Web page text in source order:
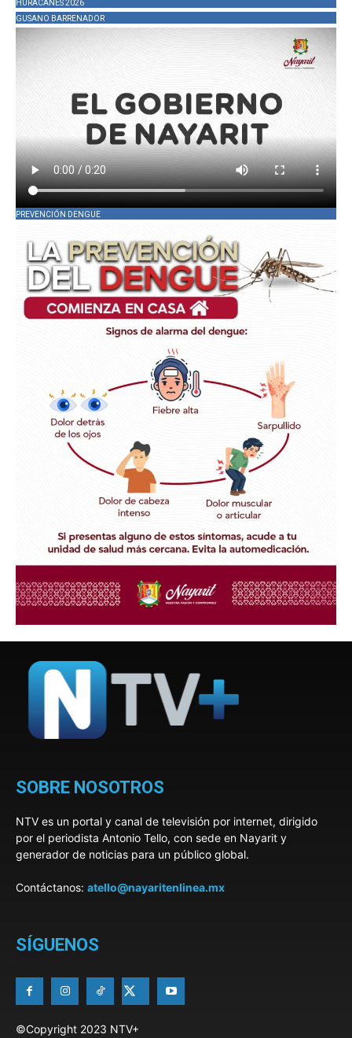
HURACANES 2026
GUSANO BARRENADOR
PREVENCIÓN DENGUE
SOBRE NOSOTROS
NTV es un portal y canal de televisión por internet, dirigido
por el periodista Antonio Tello, con sede en Nayarit y
generador de noticias para un público global.
Contáctanos: atello@nayaritenlinea.mx
SÍGUENOS
©Copyright 2023 NTV+